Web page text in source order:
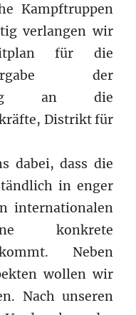
Kampftruppen
verlangen wir
für die
der
an die
Distrikt für
dabei, dass die
in enger
internationalen
konkrete
Neben
wollen wir
Nach unseren